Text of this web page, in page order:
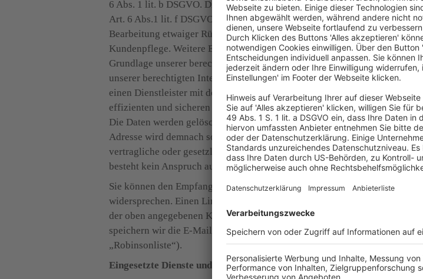
6 Abs. 1 lit. b DSGVO. Die Datenverarbeitung erfolgt darüber hinaus
Art. 6 Abs.1 lit. f DSGVO zum Zwecke der Gewährleistung einer
Bearbeitung etwaiger Rückfragen, zur bedarfsgerechten Ausgestaltung
Kundenpflege. Weitere E-Mails und elektronische Benachrichtigungen
Grundlage unserer berechtigten Interessen am Direktmarketing. Die
unserer berechtigten Interessen zum Zweck des Nachweises eines
einen Dienstleister mit dem Versand von E-Mails beauftragen, erfolgt dies
effizienten und sicheren Versandsystem.
Die Daten werden gelöscht, sobald sie für die Erreichung des Zweckes
Adresse wird demnach solange gespeichert, wie das Abonnement des
vertragliche oder gesetzliche Erforderlichkeit bestehen,
besteht kein Anspruch auf Löschung, sondern u.U. auf Einschränkung der
Sie können den Empfang unserer Newsletter jederzeit kündigen, d.h.
widersprechen. Einen Link zur Kündigung des Newsletters finden Sie
der oben angegebenen Kontaktmöglichkeiten hierzu nutzen. Sofern wir
speichern wir die E-Mail-Adressen nach Widerspruch allein zu diesem
„Robinsonliste“).
Eingesetzte Dienste und Diensteanbieter: